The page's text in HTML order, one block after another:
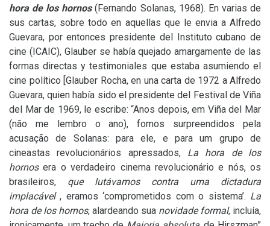
hora de los hornos (Fernando Solanas, 1968). En varias de
sus cartas, sobre todo en aquellas que le envia a Alfredo
Guevara, por entonces presidente del Instituto cubano de
cine (ICAIC), Glauber se había quejado amargamente de las
formas directas y testimoniales que estaba asumiendo el
cine político [Glauber Rocha, en una carta de 1972 a Alfredo
Guevara, quien había sido el presidente del Festival de Viña
del Mar de 1969, le escribe: “Anos depois, em Viña del Mar
(não me lembro o ano), fomos surpreendidos pela
acusação de Solanas: para ele, e para um grupo de
cineastas revolucionários apressados, La hora de los
hornosera o verdadeiro cinema revolucionário e nós, os
brasileiros, que lutávamos contra uma dictadura
implacável, eramos ‘comprometidos com o sistema’. La
hora de los hornos, alardeando sua novidade formal, incluía,